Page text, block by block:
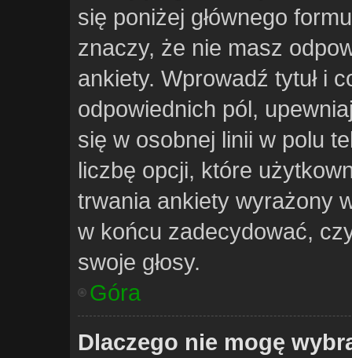
się poniżej głównego
znaczy, że nie masz
ankiety. Wprowadź tytuł i
odpowiednich pól,
się w osobnej linii w polu
liczbę opcji, które
trwania ankiety wyrażony
w końcu zadecydować,
swoje głosy.
Góra
Dlaczego nie mogę